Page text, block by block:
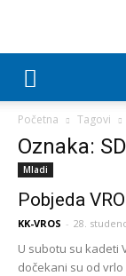
Početna Tagovi
Oznaka:
Mladi
Pobjeda
KK-VROS - 28.
U subotu su kadeti
dočekani su od vrlo